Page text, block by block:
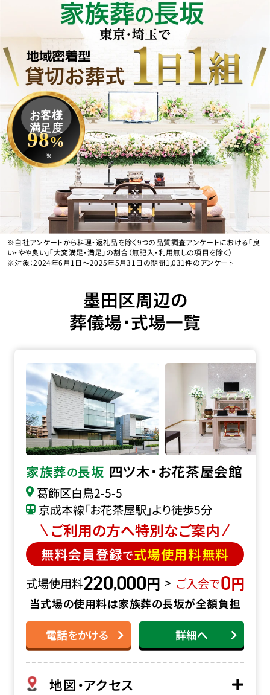
お客様
満足度
98%
※
※自社アンケートから料理・返礼品を除く9つの品質調査アンケートにおける「良
い・やや良い」「大変満足・満足」の割合（無記入・利用無しの項目を除く）
※対象：2024年6月1日〜2025年5月31日の期間1,031件のアンケート
墨田区周辺の
葬儀場･式場一覧
家族葬の長坂 四ツ木･お花茶屋会館
葛飾区白鳥2-5-5
京成本線「お花茶屋駅」より徒歩5分
ご利用の方へ特別なご案内
無料会員登録で式場使用料無料
式場使用料220,000円 > ご入会で0円
当式場の使用料は家族葬の長坂が全額負担
電話をかける 詳細へ
地図・アクセス